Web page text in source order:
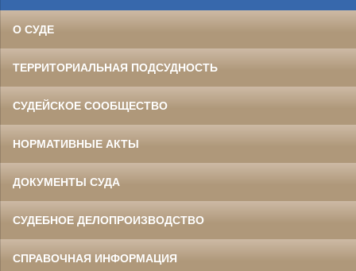
О СУДЕ
ТЕРРИТОРИАЛЬНАЯ ПОДСУДНОСТЬ
СУДЕЙСКОЕ СООБЩЕСТВО
НОРМАТИВНЫЕ АКТЫ
ДОКУМЕНТЫ СУДА
СУДЕБНОЕ ДЕЛОПРОИЗВОДСТВО
СПРАВОЧНАЯ ИНФОРМАЦИЯ